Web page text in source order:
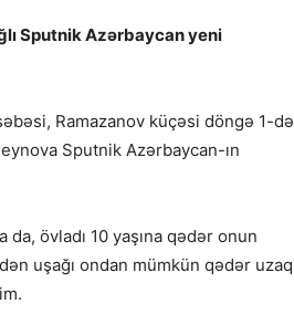
Sputnik Azərbaycan yeni
Ramazanov küçəsi döngə 1-də
Sputnik Azərbaycan-ın
övladı 10 yaşına qədər onun
uşağı ondan mümkün qədər uzaq